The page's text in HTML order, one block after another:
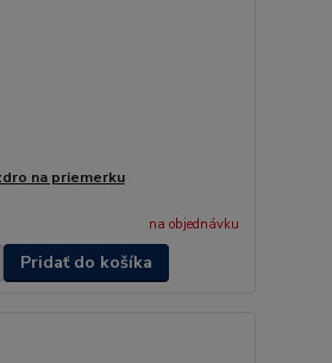
na priemerku
na objednávku
Pridať do košíka